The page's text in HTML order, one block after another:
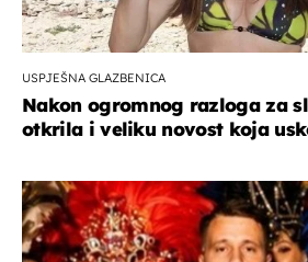
USPJEŠNA GLAZBENICA
Nakon ogromnog razloga za
otkrila i veliku novost koja